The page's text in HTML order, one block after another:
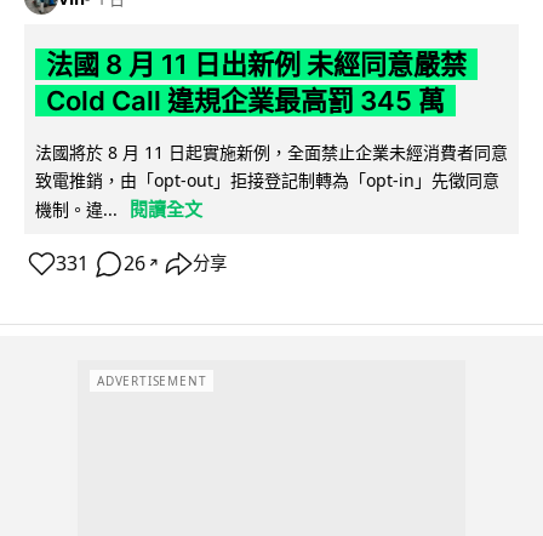
法國 8 月 11 日出新例 未經同意嚴禁
Cold Call 違規企業最高罰 345 萬
法國將於 8 月 11 日起實施新例，全面禁止企業未經消費者同意
致電推銷，由「opt-out」拒接登記制轉為「opt-in」先徵同意
機制。違...
閱讀全文
331 26 ↗ 分享
ADVERTISEMENT